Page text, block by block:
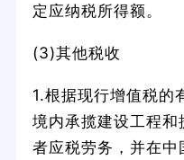
定应纳税所得额。
(3)其他税收
1.根据现行增值税的
境内承揽建设工程
者应税劳务，并在